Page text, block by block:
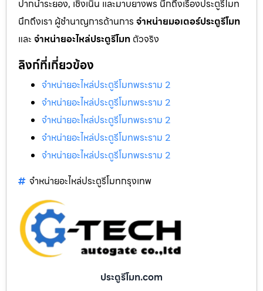
ปากน้ำระยอง, เชิงเนิน และมาบยางพร นึกถึงเรื่องประตูรีโมท
นึกถึงเรา ผู้ชำนาญการด้านการ จำหน่ายมอเตอร์ประตูรีโมท
และ จำหน่ายอะไหล่ประตูรีโมท ตัวจริง
ลิงก์ที่เกี่ยวข้อง
จำหน่ายอะไหล่ประตูรีโมทพระราม 2
จำหน่ายอะไหล่ประตูรีโมทพระราม 2
จำหน่ายอะไหล่ประตูรีโมทพระราม 2
จำหน่ายอะไหล่ประตูรีโมทพระราม 2
จำหน่ายอะไหล่ประตูรีโมทพระราม 2
จำหน่ายอะไหล่ประตูรีโมทกรุงเทพ
ประตูรีโมท.com